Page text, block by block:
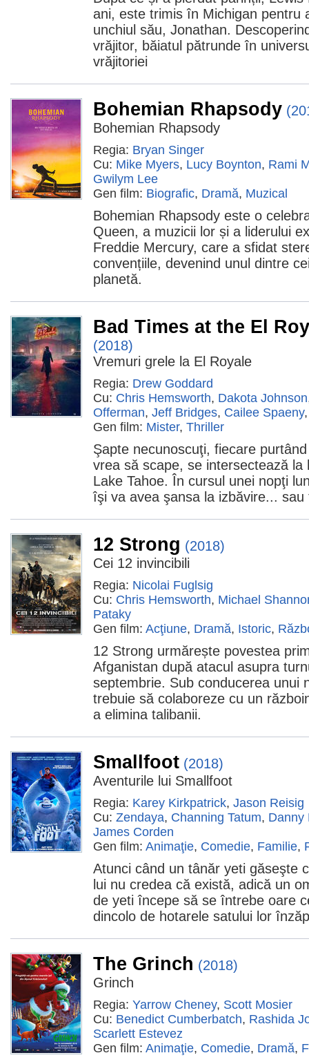
ani, este trimis în Michigan pentru
unchiul său, Jonathan.
vrăjitor, băiatul pătrunde în
vrăjitoriei
Bohemian Rhapsody
Bohemian Rhapsody
Regia: Bryan Singer
Cu: Mike Myers, Lucy Boynton, Rami
Gwilym Lee
Gen film: Biografic, Dramă, Muzical
Bohemian Rhapsody este o
Queen, a muzicii lor și a liderului
Freddie Mercury, care a sfidat
convențiile, devenind unul dintre
planetă.
Bad Times at the El
(2018)
Vremuri grele la El Royale
Regia: Drew Goddard
Cu: Chris Hemsworth, Dakota Johnson
Offerman, Jeff Bridges, Cailee Spaeny
Gen film: Mister, Thriller
Şapte necunoscuţi, fiecare
vrea să scape, se intersectează la
Lake Tahoe. În cursul unei nopţi
îşi va avea şansa la izbăvire...
12 Strong (2018)
Cei 12 invincibili
Regia: Nicolai Fuglsig
Cu: Chris Hemsworth, Michael
Pataky
Gen film: Acţiune, Dramă, Istoric,
12 Strong urmărește povestea
Afganistan după atacul asupra
septembrie. Sub conducerea unui
trebuie să colaboreze cu un
a elimina talibanii.
Smallfoot (2018)
Aventurile lui Smallfoot
Regia: Karey Kirkpatrick, Jason Reisig
Cu: Zendaya, Channing Tatum, Danny
James Corden
Gen film: Animaţie, Comedie, Familie,
Atunci când un tânăr yeti găseşte
lui nu credea că există, adică un
de yeti începe să se întrebe oare
dincolo de hotarele satului lor
The Grinch (2018)
Grinch
Regia: Yarrow Cheney, Scott Mosier
Cu: Benedict Cumberbatch, Rashida
Scarlett Estevez
Gen film: Animaţie, Comedie, Dramă,